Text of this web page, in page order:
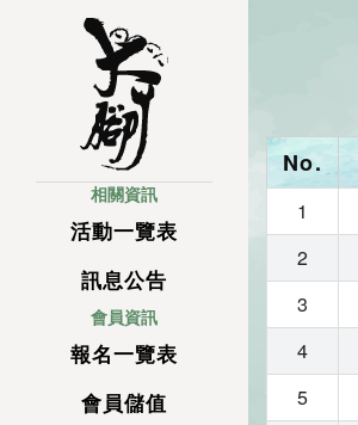
相關資訊
活動一覽表
訊息公告
會員資訊
報名一覽表
會員儲值
No.
1
2
3
4
5